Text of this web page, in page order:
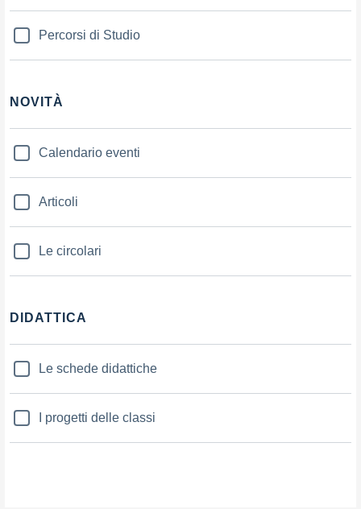
Percorsi di Studio
NOVITÀ
Calendario eventi
Articoli
Le circolari
DIDATTICA
Le schede didattiche
I progetti delle classi